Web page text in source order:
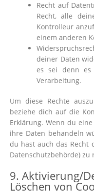
Recht auf
Recht, alle
Kontrolleur
einem anderen
deiner Daten
es sei denn
Verarbeitung.
Um diese Rechte
beziehe dich auf die
Erklärung. Wenn du
ihre Daten behandeln
du hast auch das Recht
Datenschutzbehörde) zu
9. Aktivierung/
Löschen von